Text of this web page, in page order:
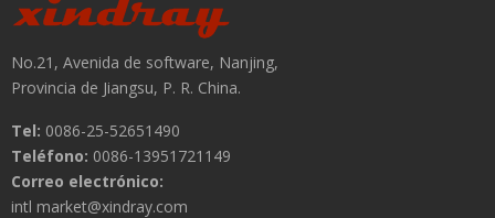
No.21, Avenida de software, Nanjing,
Provincia de Jiangsu, P. R. China.
Tel: 0086-25-52651490
Teléfono: 0086-13951721149
Correo electrónico:
intl market@xindray.com